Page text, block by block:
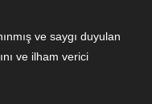
ve saygı duyulan
ve ilham verici